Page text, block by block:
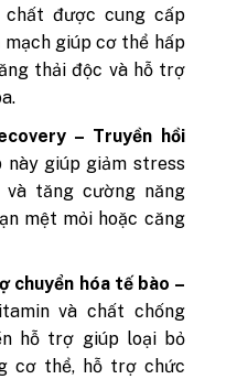
chất được cung cấp
giúp cơ thể hấp
thải độc và hỗ trợ
– Truyền hồi
này giúp giảm stress
tăng cường năng
mệt mỏi hoặc căng
chuyển hóa tế bào –
và chất chống
hỗ trợ giúp loại bỏ
cơ thể, hỗ trợ chức